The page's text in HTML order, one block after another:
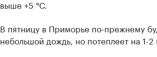
выше +5 °С.
В пятницу в Приморье по-прежнему
небольшой дождь, но потеплеет на 1-2